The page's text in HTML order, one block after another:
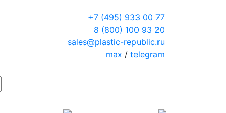
+7 (495) 933 00 77
8 (800) 100 93 20
sales@plastic-republic.ru
max / telegram